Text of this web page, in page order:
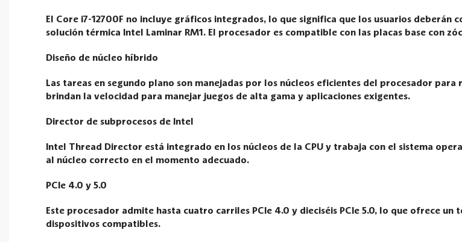
El Core i7-12700F no incluye gráficos integrados, lo que significa que los usuarios
solución térmica Intel Laminar RM1. El procesador es compatible con las placas base con
Diseño de núcleo híbrido
Las tareas en segundo plano son manejadas por los núcleos eficientes del procesador
brindan la velocidad para manejar juegos de alta gama y aplicaciones exigentes.
Director de subprocesos de Intel
Intel Thread Director está integrado en los núcleos de la CPU y trabaja con el sistema
al núcleo correcto en el momento adecuado.
PCIe 4.0 y 5.0
Este procesador admite hasta cuatro carriles PCIe 4.0 y dieciséis PCIe 5.0, lo que ofrece
dispositivos compatibles.